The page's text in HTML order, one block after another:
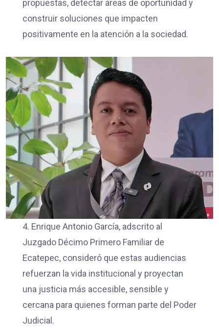
propuestas, detectar áreas de oportunidad y
construir soluciones que impacten
positivamente en la atención a la sociedad.
4. Enrique Antonio García, adscrito al
Juzgado Décimo Primero Familiar de
Ecatepec, consideró que estas audiencias
refuerzan la vida institucional y proyectan
una justicia más accesible, sensible y
cercana para quienes forman parte del Poder
Judicial.